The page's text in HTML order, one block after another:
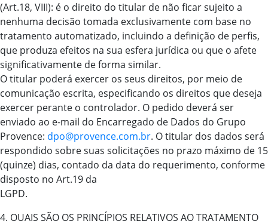
(Art.18, VIII): é o direito do titular de não ficar sujeito a
nenhuma decisão tomada exclusivamente com base no
tratamento automatizado, incluindo a definição de perfis,
que produza efeitos na sua esfera jurídica ou que o afete
significativamente de forma similar.
O titular poderá exercer os seus direitos, por meio de
comunicação escrita, especificando os direitos que deseja
exercer perante o controlador. O pedido deverá ser
enviado ao e-mail do Encarregado de Dados do Grupo
Provence: dpo@provence.com.br. O titular dos dados será
respondido sobre suas solicitações no prazo máximo de 15
(quinze) dias, contado da data do requerimento, conforme
disposto no Art.19 da
LGPD.
4. QUAIS SÃO OS PRINCÍPIOS RELATIVOS AO TRATAMENTO